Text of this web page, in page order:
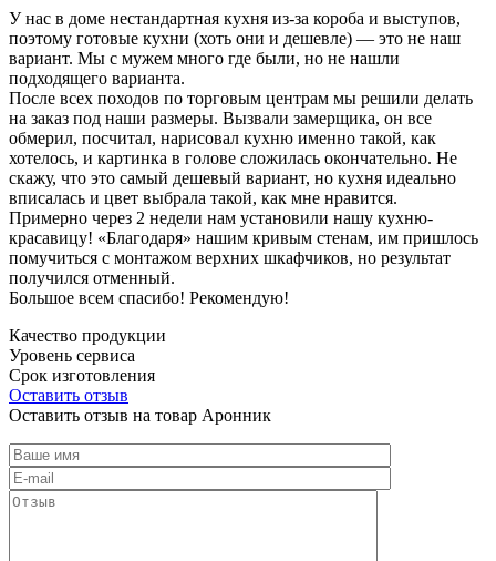
У нас в доме нестандартная кухня из-за короба и выступов,
поэтому готовые кухни (хоть они и дешевле) — это не наш
вариант. Мы с мужем много где были, но не нашли
подходящего варианта.
После всех походов по торговым центрам мы решили делать
на заказ под наши размеры. Вызвали замерщика, он все
обмерил, посчитал, нарисовал кухню именно такой, как
хотелось, и картинка в голове сложилась окончательно. Не
скажу, что это самый дешевый вариант, но кухня идеально
вписалась и цвет выбрала такой, как мне нравится.
Примерно через 2 недели нам установили нашу кухню-
красавицу! «Благодаря» нашим кривым стенам, им пришлось
помучиться с монтажом верхних шкафчиков, но результат
получился отменный.
Большое всем спасибо! Рекомендую!
Качество продукции
Уровень сервиса
Срок изготовления
Оставить отзыв
Оставить отзыв на товар Аронник